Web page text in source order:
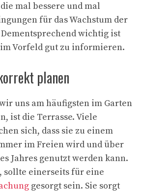
mal bessere und mal
für das Wachstum der
wichtig ist
Vorfeld gut zu informieren.
planen
uns am häufigsten im Garten
ist die Terrasse. Viele
sich, dass sie zu einem
im Freien wird und über
Jahres genutzt werden kann.
sollte einerseits für eine
gesorgt sein. Sie sorgt